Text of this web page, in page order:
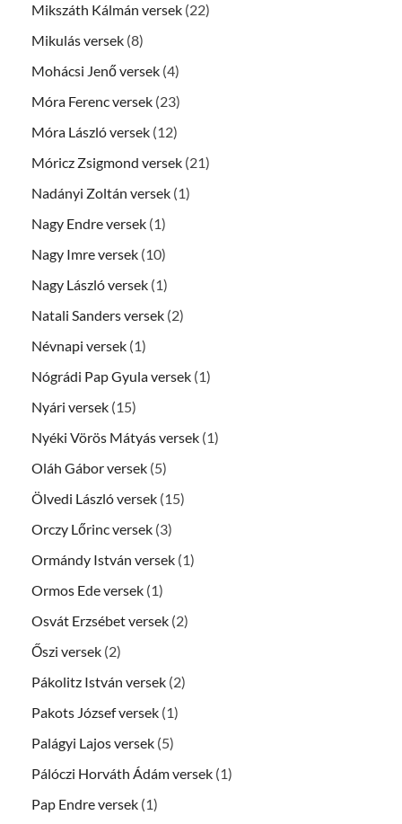
Mikszáth Kálmán versek (22)
Mikulás versek (8)
Mohácsi Jenő versek (4)
Móra Ferenc versek (23)
Móra László versek (12)
Móricz Zsigmond versek (21)
Nadányi Zoltán versek (1)
Nagy Endre versek (1)
Nagy Imre versek (10)
Nagy László versek (1)
Natali Sanders versek (2)
Névnapi versek (1)
Nógrádi Pap Gyula versek (1)
Nyári versek (15)
Nyéki Vörös Mátyás versek (1)
Oláh Gábor versek (5)
Ölvedi László versek (15)
Orczy Lőrinc versek (3)
Ormándy István versek (1)
Ormos Ede versek (1)
Osvát Erzsébet versek (2)
Őszi versek (2)
Pákolitz István versek (2)
Pakots József versek (1)
Palágyi Lajos versek (5)
Pálóczi Horváth Ádám versek (1)
Pap Endre versek (1)